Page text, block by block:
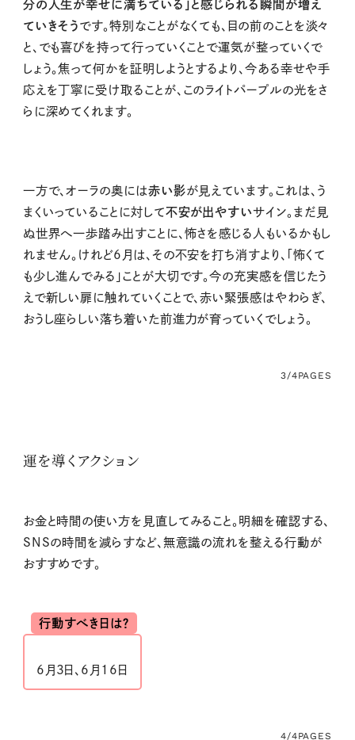
分の人生が幸せに満ちている」と感じられる瞬間が増え
ていきそう です。特別なことがなくても、目の前のことを淡々
と、でも喜びを持って行っていくことで運気が整っていくで
しょう。焦って何かを証明しようとするより、今ある幸せや手
応えを丁寧に受け取ることが、このライトパープルの光をさ
らに深めてくれます。
一方で、オーラの奥には赤い影が見えています。これは、う
まくいっていることに対して不安が出やすいサイン。まだ見
ぬ世界へ一歩踏み出すことに、怖さを感じる人もいるかもし
れません。けれど6月は、その不安を打ち消すより、「怖くて
も少し進んでみる」ことが大切です。今の充実感を信じたう
えで新しい扉に触れていくことで、赤い緊張感はやわらぎ、
おうし座らしい落ち着いた前進力が育っていくでしょう。
3/4PAGES
運を導くアクション
お金と時間の使い方を見直してみること。明細を確認する、
SNSの時間を減らすなど、無意識の流れを整える行動が
おすすめです。
行動すべき日は？
6月3日、6月16日
4/4PAGES